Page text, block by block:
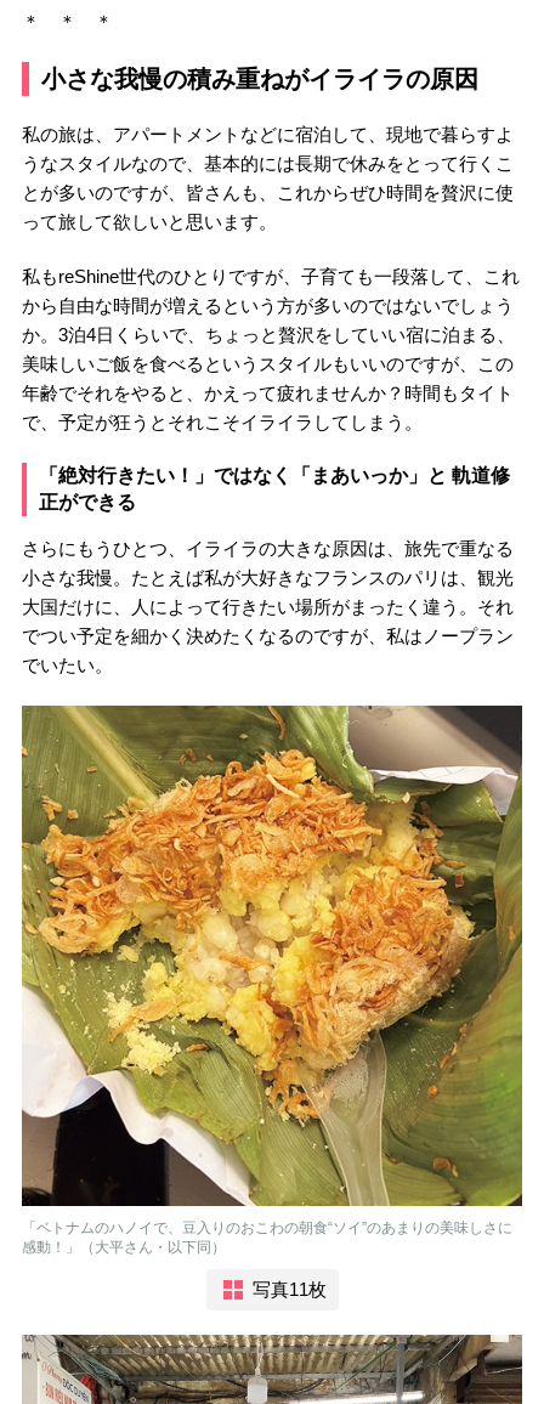
＊ ＊ ＊
小さな我慢の積み重ねがイライラの原因
私の旅は、アパートメントなどに宿泊して、現地で暮らすよ
うなスタイルなので、基本的には長期で休みをとって行くこ
とが多いのですが、皆さんも、これからぜひ時間を贅沢に使
って旅して欲しいと思います。
私もreShine世代のひとりですが、子育ても一段落して、これ
から自由な時間が増えるという方が多いのではないでしょう
か。3泊4日くらいで、ちょっと贅沢をしていい宿に泊まる、
美味しいご飯を食べるというスタイルもいいのですが、この
年齢でそれをやると、かえって疲れませんか？時間もタイト
で、予定が狂うとそれこそイライラしてしまう。
「絶対行きたい！」ではなく「まあいっか」と 軌道修
正ができる
さらにもうひとつ、イライラの大きな原因は、旅先で重なる
小さな我慢。たとえば私が大好きなフランスのパリは、観光
大国だけに、人によって行きたい場所がまったく違う。それ
でつい予定を細かく決めたくなるのですが、私はノープラン
でいたい。
「ベトナムのハノイで、豆入りのおこわの朝食“ソイ”のあまりの美味しさに
感動！」（大平さん・以下同）
写真11枚